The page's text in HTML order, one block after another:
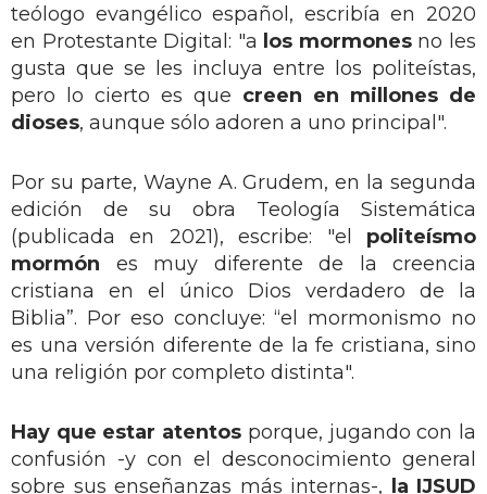
teólogo evangélico español, escribía en 2020
en Protestante Digital: "a los mormonesno les
gusta que se les incluya entre los politeístas,
pero lo cierto es que creen en millones de
dioses, aunque sólo adoren a uno principal".
Por su parte, Wayne A. Grudem, en la segunda
edición de su obra Teología Sistemática
(publicada en 2021), escribe: "el politeísmo
mormón es muy diferente de la creencia
cristiana en el único Dios verdadero de la
Biblia”. Por eso concluye: “el mormonismo no
es una versión diferente de la fe cristiana, sino
una religión por completo distinta".
Hay que estar atentos porque, jugando con la
confusión -y con el desconocimiento general
sobre sus enseñanzas más internas-, la IJSUD